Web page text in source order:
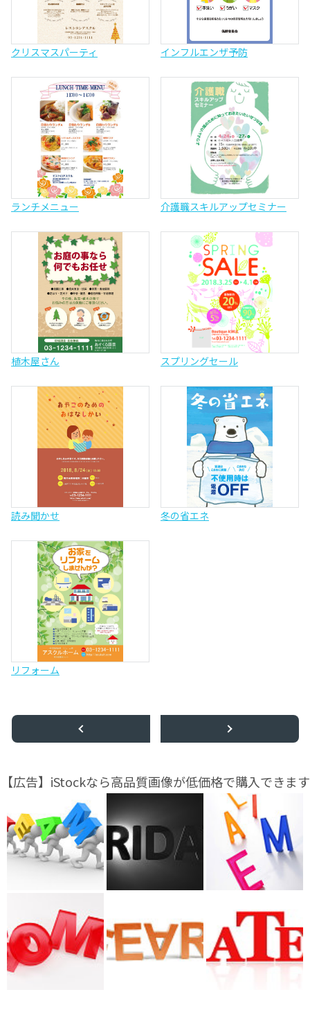
クリスマスパーティ インフルエンザ予防
ランチメニュー 介護職スキルアップセミナー
植木屋さん スプリングセール
読み聞かせ 冬の省エネ
リフォーム
【広告】iStockなら高品質画像が低価格で購入できます